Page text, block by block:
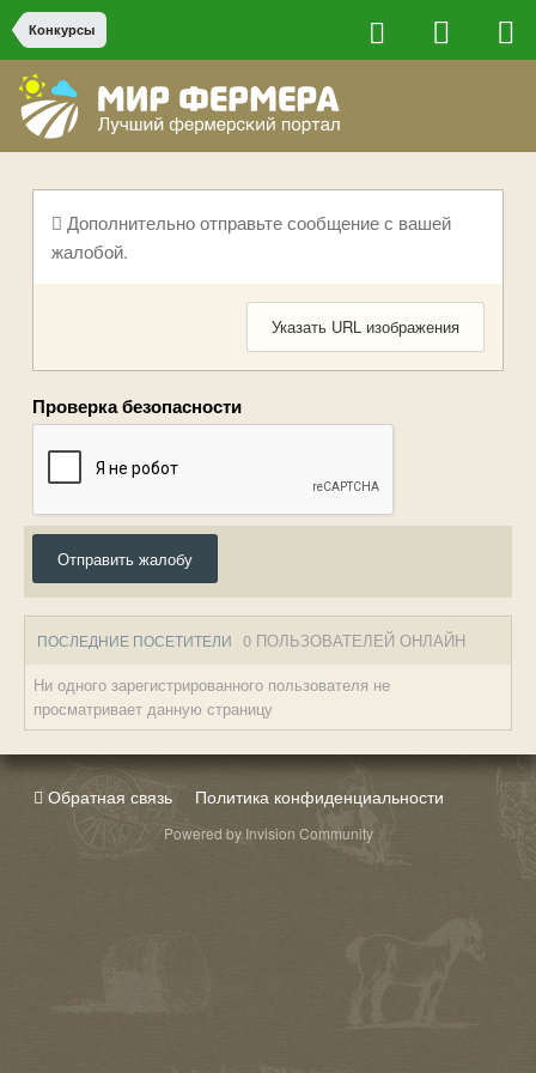
Конкурсы
Дополнительно отправьте сообщение с вашей
жалобой.
Указать URL изображения
Проверка безопасности
Отправить жалобу
ПОСЛЕДНИЕ ПОСЕТИТЕЛИ 0 ПОЛЬЗОВАТЕЛЕЙ ОНЛАЙН
Ни одного зарегистрированного пользователя не
просматривает данную страницу
Обратная связь Политика конфиденциальности
Powered by Invision Community